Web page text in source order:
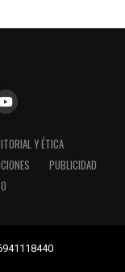
Y ÉTICA
PUBLICIDAD